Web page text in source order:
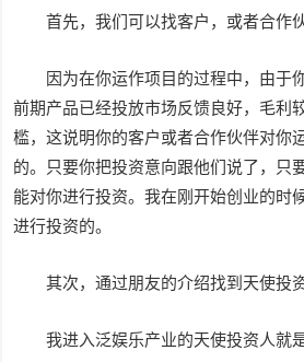
首先，我们可以找客户，或者合作
因为在你运作项目的过程中，由于
前期产品已经投放市场反馈良好，毛利
槛，这说明你的客户或者合作伙伴对你
的。只要你把投资意向跟他们说了，只
能对你进行投资。我在刚开始创业的时
进行投资的。
其次，通过朋友的介绍找到天使投资
我进入泛娱乐产业的天使投资人就